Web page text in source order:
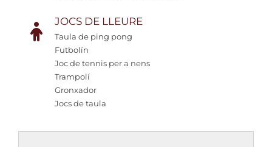
JOCS DE LLEURE
Taula de ping pong
Futbolín
Joc de tennis per a nens
Trampolí
Gronxador
Jocs de taula